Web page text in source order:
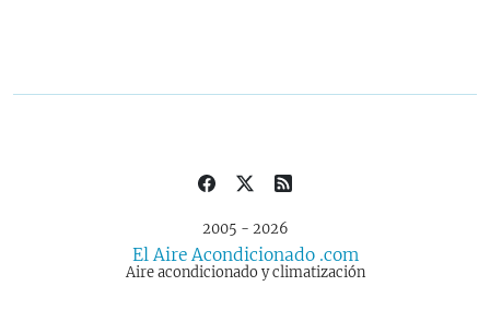
2005 - 2026
El Aire Acondicionado .com
Aire acondicionado y climatización